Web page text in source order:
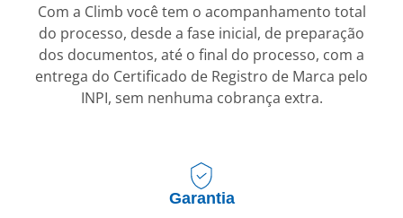
Com a Climb você tem o acompanhamento total
do processo, desde a fase inicial, de preparação
dos documentos, até o final do processo, com a
entrega do Certificado de Registro de Marca pelo
INPI, sem nenhuma cobrança extra.
Garantia